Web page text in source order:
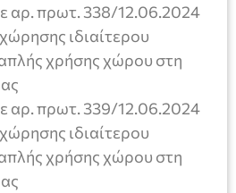
αρ. πρωτ. 338/12.06.2024
ιδιαίτερου
χρήσης χώρου στη
αρ. πρωτ. 339/12.06.2024
ιδιαίτερου
χρήσης χώρου στη